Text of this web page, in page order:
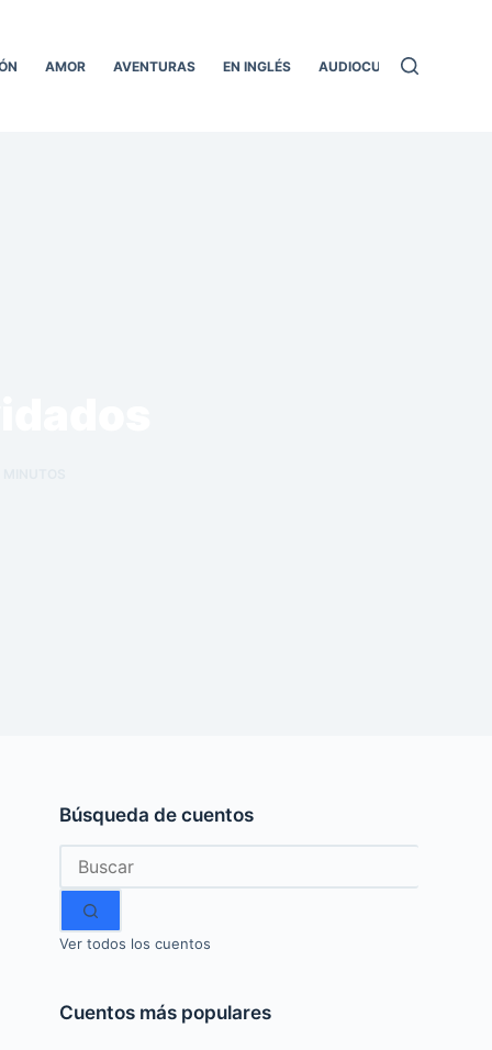
AMOR AVENTURAS EN INGLÉS AUDIOCUENTOS
Búsqueda de cuentos
Sin
resultados
Ver todos los cuentos
Cuentos más populares